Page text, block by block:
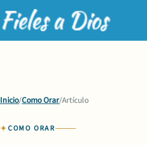
Inicio/Como Orar/Artículo
COMO ORAR